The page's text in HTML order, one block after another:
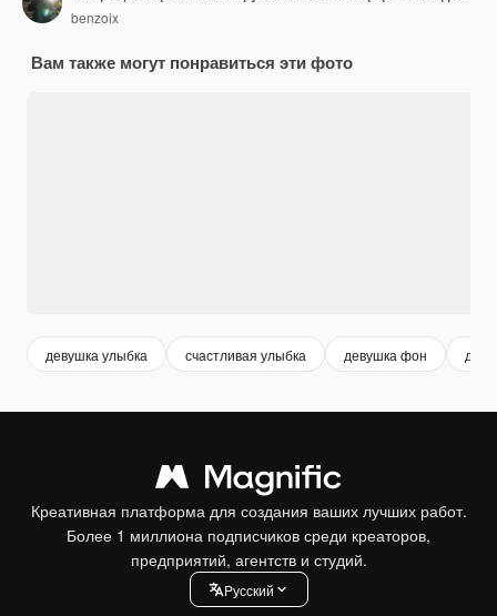
benzoix
Вам также могут понравиться эти фото
девушка улыбка счастливая улыбка девушка фон
Креативная платформа для создания ваших лучших работ.
Более 1 миллиона подписчиков среди креаторов,
предприятий, агентств и студий.
Pусский